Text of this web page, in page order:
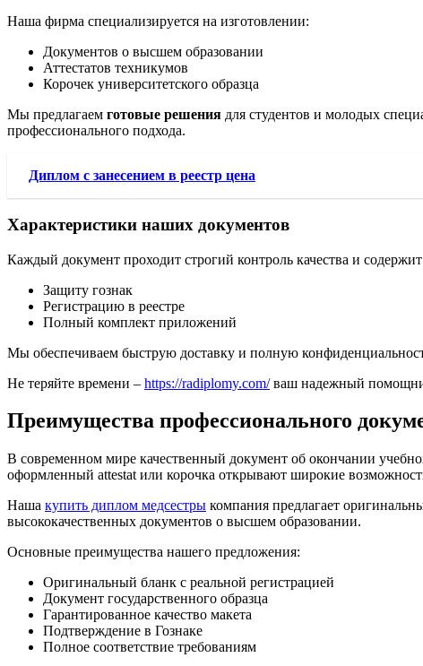
Наша фирма специализируется на изготовлении:
Документов о высшем образовании
Аттестатов техникумов
Корочек университетского образца
Мы предлагаем готовые решения для студентов и молодых
профессионального подхода.
Диплом с занесением в реестр цена
Характеристики наших документов
Каждый документ проходит строгий контроль качества и
Защиту гознак
Регистрацию в реестре
Полный комплект приложений
Мы обеспечиваем быструю доставку и полную
Не теряйте времени – https://radiplomy.com/ваш надежный помощник
Преимущества профессионального
В современном мире качественный документ об окончании
оформленный attestat или корочка открывают широкие
Наша купить диплом медсестры компания предлагает
высококачественных документов о высшем образовании.
Основные преимущества нашего предложения:
Оригинальный бланк с реальной регистрацией
Документ государственного образца
Гарантированное качество макета
Подтверждение в Гознаке
Полное соответствие требованиям